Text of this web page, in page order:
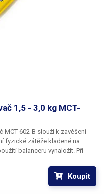
1,5 - 3,0 kg MCT-
MCT-602-B slouží k zavěšení
fyzické zátěže kladené na
balanceru vynaložit. Při
budete mít své nářadí
usnadní a značně urychlí
komfortem také zvýší
Koupit